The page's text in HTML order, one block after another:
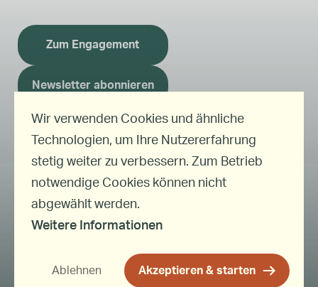
Wir verwenden Cookies und ähnliche
Technologien, um Ihre Nutzererfahrung
stetig weiter zu verbessern. Zum Betrieb
notwendige Cookies können nicht
abgewählt werden.
Weitere Informationen
Ablehnen Akzeptieren & starten
Zum Engagement
Newsletter abonnieren
HÄUFIGE FRAGEN ÜBER UNS
© 2026 MEINE ERDE – Circulum Vitae GmbH. Alle Rechte vorbehalten.